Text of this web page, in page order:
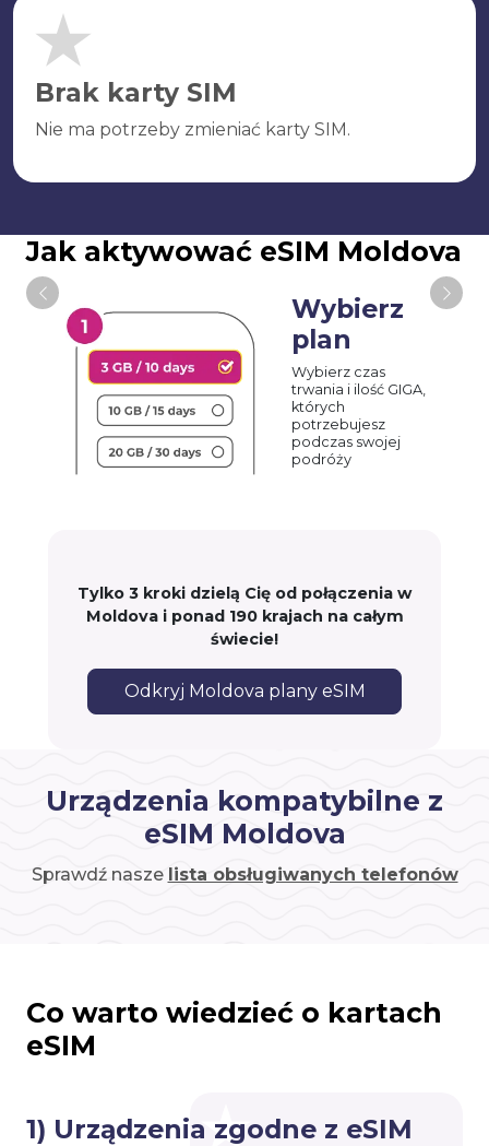
Brak karty SIM
Nie ma potrzeby zmieniać karty SIM.
Jak aktywować eSIM Moldova
Wybierz
plan
Wybierz czas
trwania i ilość GIGA,
których
potrzebujesz
podczas swojej
podróży
Tylko 3 kroki dzielą Cię od połączenia w
Moldova i ponad 190 krajach na całym
świecie!
Odkryj Moldova plany eSIM
Urządzenia kompatybilne z
eSIM Moldova
Sprawdź nasze lista obsługiwanych telefonów
Co warto wiedzieć o kartach
eSIM
1) Urządzenia zgodne z eSIM